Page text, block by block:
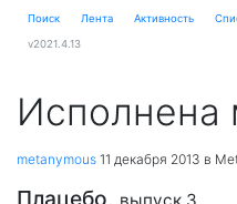
Поиск Лента Активность
v2021.4.13
Исполнена
metanymous 11 декабря 2013 в
Плацебо, выпуск 3